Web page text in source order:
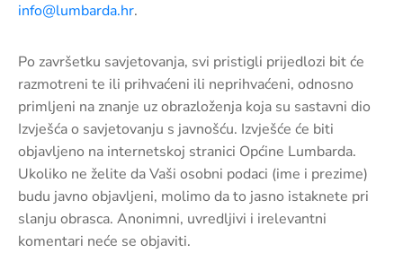
info@lumbarda.hr.
Po završetku savjetovanja, svi pristigli prijedlozi bit će
razmotreni te ili prihvaćeni ili neprihvaćeni, odnosno
primljeni na znanje uz obrazloženja koja su sastavni dio
Izvješća o savjetovanju s javnošću. Izvješće će biti
objavljeno na internetskoj stranici Općine Lumbarda.
Ukoliko ne želite da Vaši osobni podaci (ime i prezime)
budu javno objavljeni, molimo da to jasno istaknete pri
slanju obrasca. Anonimni, uvredljivi i irelevantni
komentari neće se objaviti.